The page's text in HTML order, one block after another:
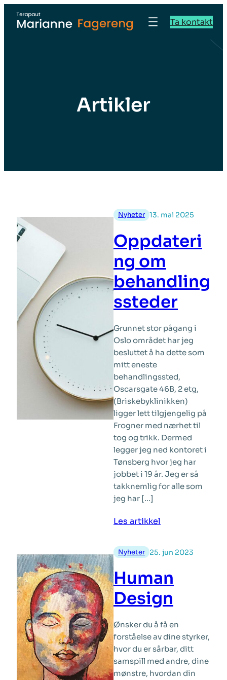
Ta kontakt
Artikler
Nyheter 13. mai 2025
Oppdateri
ng om
behandling
ssteder
Grunnet stor pågang i
Oslo området har jeg
besluttet å ha dette som
mitt eneste
behandlingssted,
Oscarsgate 46B, 2 etg,
(Briskebyklinikken)
ligger lett tilgjengelig på
Frogner med nærhet til
tog og trikk. Dermed
legger jeg ned kontoret i
Tønsberg hvor jeg har
jobbet i 19 år. Jeg er så
takknemlig for alle som
jeg har […]
Les artikkel
Nyheter 25. jun 2023
Human
Design
Ønsker du å få en
forståelse av dine styrker,
hvor du er sårbar, ditt
samspill med andre, dine
mønstre, hvordan din